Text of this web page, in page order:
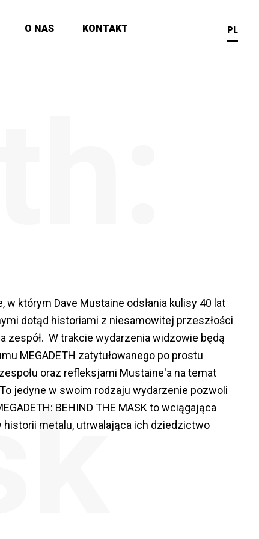
O NAS KONTAKT PL
w którym Dave Mustaine odsłania kulisy 40 lat
dotąd historiami z niesamowitej przeszłości
zespół. W trakcie wydarzenia widzowie będą
MEGADETH zatytułowanego po prostu
oraz refleksjami Mustaine'a na temat
jedyne w swoim rodzaju wydarzenie pozwoli
BEHIND THE MASK to wciągająca
historii metalu, utrwalająca ich dziedzictwo